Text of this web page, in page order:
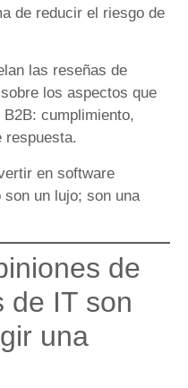
de reducir el riesgo de
las reseñas de
los aspectos que
cumplimiento,
respuesta.
en software
un lujo; son una
de
de IT son
una